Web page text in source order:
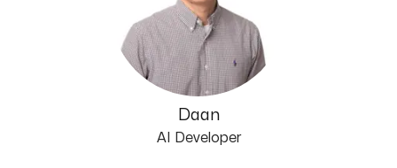
Daan
AI Developer